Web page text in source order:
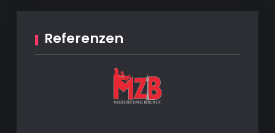
Referenzen